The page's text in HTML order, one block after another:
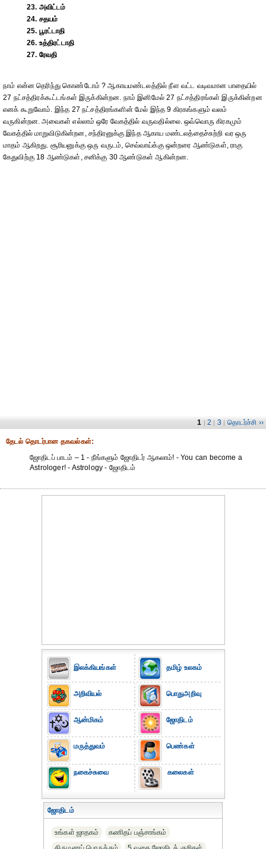
23. அவிட்டம்
24. சதயம்
25. பூரட்டாதி
26. உத்திரட்டாதி
27. ரேவதி
நாம் என்ன தெரிந்து கொண்டோம் ? ஆகாயமண்டலத்தில் நீள வட்ட வடிவமான பாதையில்
27 நட்சத்திரக்கூட்டங்கள் இருக்கின்றன. நாம் இனிமேல் 27 நட்சத்திரங்கள் இருக்கின்றன
எனக் கூறுவோம். இந்த 27 நட்சத்திரங்களின் மேல் இந்த 9 கிரகங்களும் வலம்
வருகின்றன. அவைகள் எல்லாம் ஒரே வேகத்தில் வருவதில்லை. ஒவ்வொரு கிரகமும்
வேகத்தில் மாறுவிடுகின்றன, சந்திரனுக்கு இந்த ஆகாய மண்டலத்தைச்சுற்றி வர ஒரு
மாதம் ஆகிறது. சூரியனுக்கு ஒரு வருடம், செவ்வாய்க்கு ஒன்றரை ஆண்டுகள், ராகு
கேதுவிற்கு 18 ஆண்டுகள், சனிக்கு 30 ஆண்டுகள் ஆகின்றன.
1 | 2 | 3 | தொடர்ச்சி ››
தேட‌ல் தொட‌ர்பான தகவ‌ல்க‌ள்:
ஜோதிடப் பாடம் – 1 - நீங்களும் ஜோதிடர் ஆகலாம்! - You can become a
Astrologer! - Astrology - ஜோதிடம்
இலக்கியங்கள்
அறிவியல்
ஆன்மிகம்
மருத்துவம்
நகைச்சுவை
தமிழ் உலகம்
பொதுஅறிவு
ஜோதிடம்
பெண்கள்
கலைகள்
ஜோதிடம்
உங்கள் ஜாதகம்
கணிதப் பஞ்சாங்கம்